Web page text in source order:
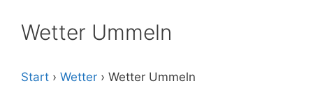
Wetter Ummeln
Start › Wetter › Wetter Ummeln